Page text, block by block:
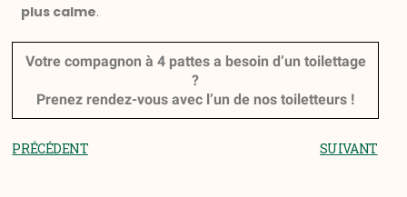
plus calme.
Votre compagnon à 4 pattes a besoin d’un toilettage
?
Prenez rendez-vous avec l’un de nos toiletteurs !
PRÉCÉDENT SUIVANT